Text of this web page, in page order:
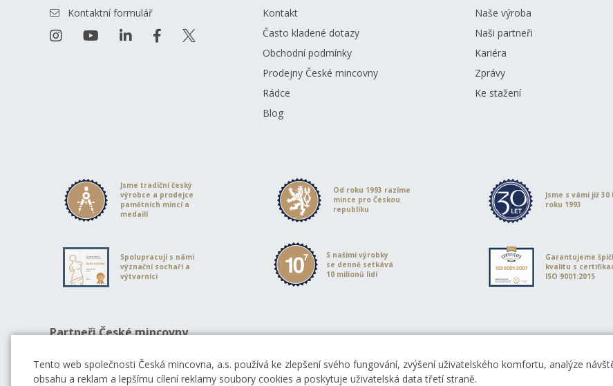
Kontaktní formulář
Kontakt
Často kladené dotazy
Obchodní podmínky
Prodejny České mincovny
Rádce
Blog
Naše výroba
Naši partneři
Kariéra
Zprávy
Ke stažení
Jsme tradiční český
výrobce a prodejce
pamětních mincí a
medailí
Od roku 1993 razíme
mince pro Českou
republiku
Jsme s vámi již
roku 1993
Spolupracují s námi
význační sochaři a
výtvarníci
S našimi výrobky
se denně setkává
10 milionů lidí
Garantujeme
kvalitu s
ISO 9001:2015
Partneři České mincovny
Tento web společnosti Česká mincovna, a.s. používá ke zlepšení svého fungování, zvýšení uživatelského komfortu, analýze
obsahu a reklam a lepšímu cílení reklamy soubory cookies a poskytuje uživatelská data třetí straně.